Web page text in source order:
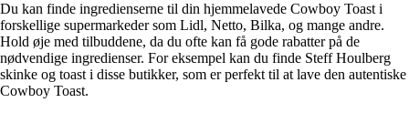
Du kan finde ingredienserne til din hjemmelavede Cowboy Toast i
forskellige supermarkeder som Lidl, Netto, Bilka, og mange andre.
Hold øje med tilbuddene, da du ofte kan få gode rabatter på de
nødvendige ingredienser. For eksempel kan du finde Steff Houlberg
skinke og toast i disse butikker, som er perfekt til at lave den autentiske
Cowboy Toast.